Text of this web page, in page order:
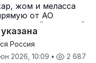
жом и меласса
от АО
сахарный
Россия
2026, 10:09 • 2 687